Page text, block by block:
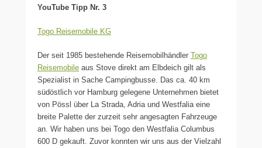
YouTube Tipp Nr. 3
Togo Reisemobile KG
Der seit 1985 bestehende Reisemobilhändler Togo
Reisemobile aus Stove direkt am Elbdeich gilt als
Spezialist in Sache Campingbusse. Das ca. 40 km
südöstlich vor Hamburg gelegene Unternehmen bietet
von Pössl über La Strada, Adria und Westfalia eine
breite Palette der zurzeit sehr angesagten Fahrzeuge
an. Wir haben uns bei Togo den Westfalia Columbus
600 D gekauft. Zuvor konnten wir uns aus der Vielzahl